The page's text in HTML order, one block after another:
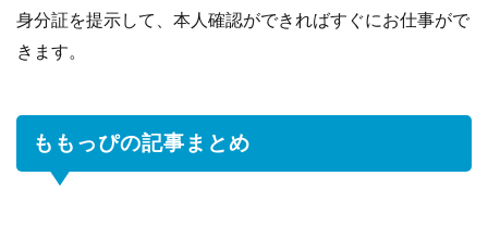
身分証を提示して、本人確認ができればすぐにお仕事がで
きます。
ももっぴの記事まとめ